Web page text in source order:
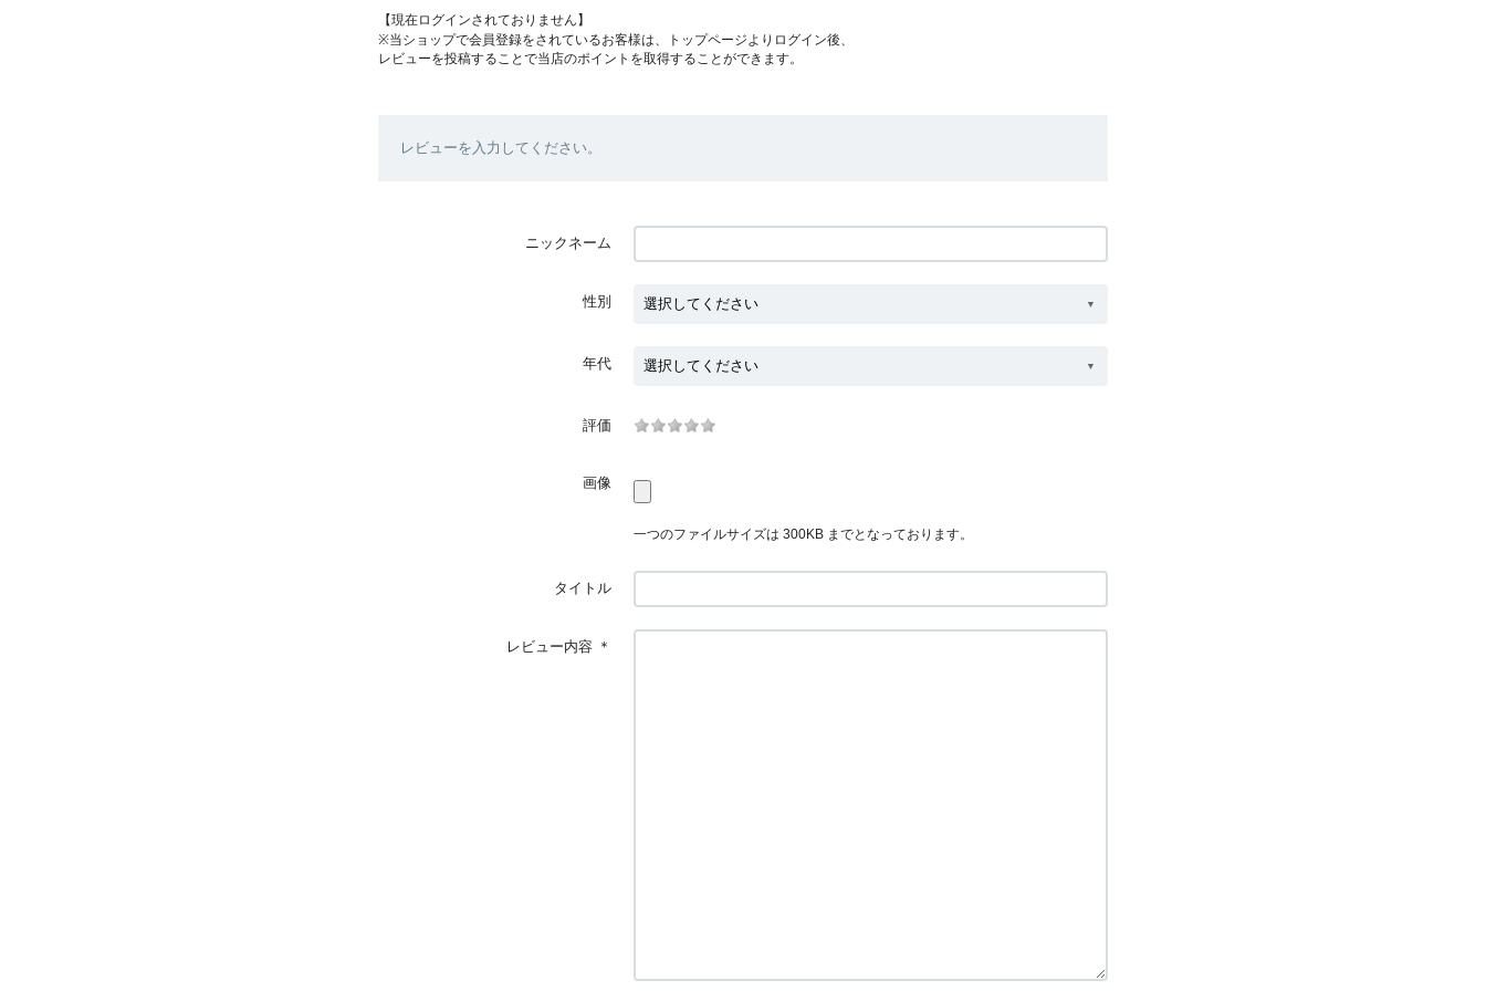
【現在ログインされておりません】
※当ショップで会員登録をされているお客様は、トップページよりログイン後、
レビューを投稿することで当店のポイントを取得することができます。
レビューを入力してください。
ニックネーム
性別
年代
評価
画像
一つのファイルサイズは 300KB までとなっております。
タイトル
レビュー内容 ＊